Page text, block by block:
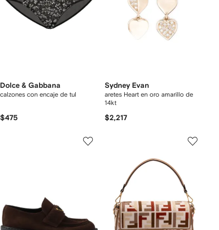
Dolce & Gabbana
calzones con encaje de tul
$475
Sydney Evan
aretes Heart en oro amarillo de
14kt
$2,217